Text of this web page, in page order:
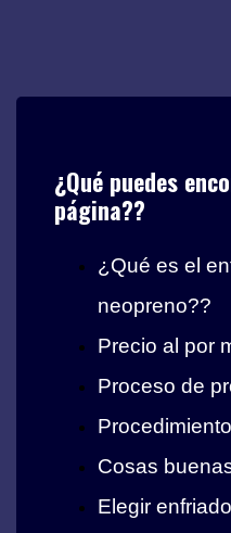
¿Qué puedes
página??
¿Qué es el
neopreno??
Precio al por
Proceso de
Cosas
Elegir